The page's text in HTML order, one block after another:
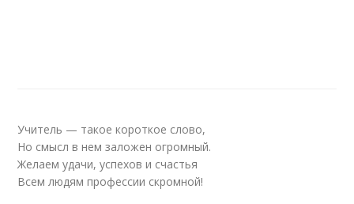
Учитель — такое короткое слово,
Но смысл в нем заложен огромный.
Желаем удачи, успехов и счастья
Всем людям профессии скромной!